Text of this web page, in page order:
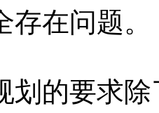
在问题。
划的要求